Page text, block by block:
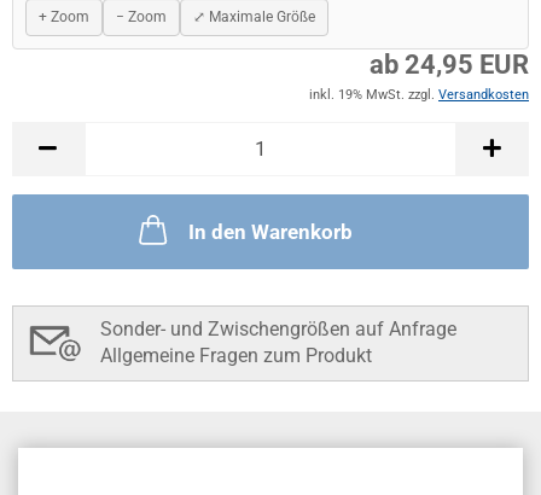
+ Zoom − Zoom ⤢ Maximale Größe
ab 24,95 EUR
inkl. 19% MwSt. zzgl. Versandkosten
In den Warenkorb
Sonder- und Zwischengrößen auf Anfrage
Allgemeine Fragen zum Produkt